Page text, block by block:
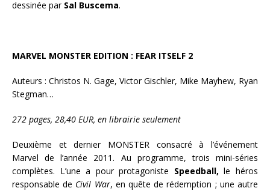
dessinée par Sal Buscema.
MARVEL MONSTER EDITION : FEAR ITSELF 2
Auteurs : Christos N. Gage, Victor Gischler, Mike Mayhew, Ryan
Stegman…
272 pages, 28,40 EUR, en librairie seulement
Deuxième et dernier MONSTER consacré à l’événement
Marvel de l’année 2011. Au programme, trois mini-séries
complètes. L’une a pour protagoniste Speedball,le héros
responsable de Civil War, en quête de rédemption ; une autre